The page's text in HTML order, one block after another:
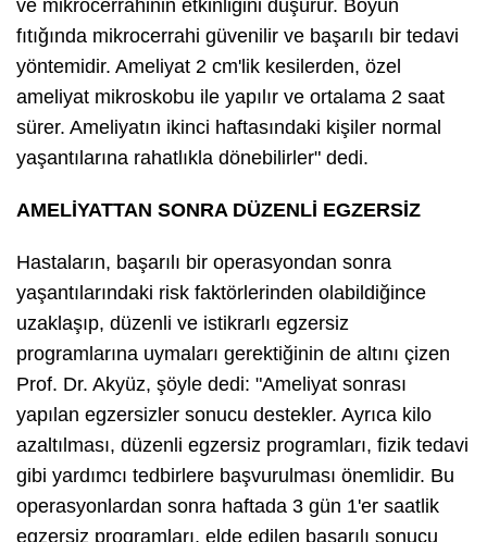
ve mikrocerrahinin etkinliğini düşürür. Boyun
fıtığında mikrocerrahi güvenilir ve başarılı bir tedavi
yöntemidir. Ameliyat 2 cm'lik kesilerden, özel
ameliyat mikroskobu ile yapılır ve ortalama 2 saat
sürer. Ameliyatın ikinci haftasındaki kişiler normal
yaşantılarına rahatlıkla dönebilirler" dedi.
AMELİYATTAN SONRA DÜZENLİ EGZERSİZ
Hastaların, başarılı bir operasyondan sonra
yaşantılarındaki risk faktörlerinden olabildiğince
uzaklaşıp, düzenli ve istikrarlı egzersiz
programlarına uymaları gerektiğinin de altını çizen
Prof. Dr. Akyüz, şöyle dedi: "Ameliyat sonrası
yapılan egzersizler sonucu destekler. Ayrıca kilo
azaltılması, düzenli egzersiz programları, fizik tedavi
gibi yardımcı tedbirlere başvurulması önemlidir. Bu
operasyonlardan sonra haftada 3 gün 1'er saatlik
egzersiz programları, elde edilen başarılı sonucu